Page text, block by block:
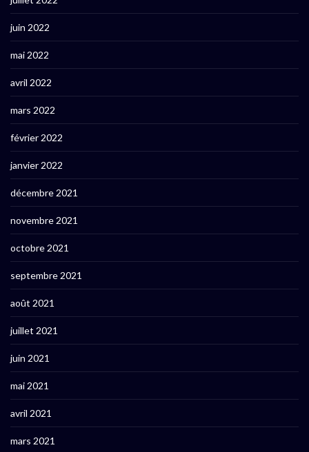
juin 2022
mai 2022
avril 2022
mars 2022
février 2022
janvier 2022
décembre 2021
novembre 2021
octobre 2021
septembre 2021
août 2021
juillet 2021
juin 2021
mai 2021
avril 2021
mars 2021